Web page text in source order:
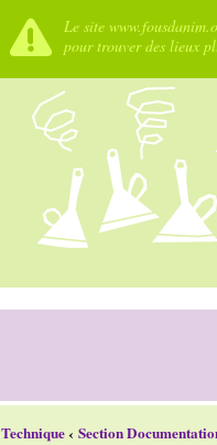
Le site
pour trouver des lieux
Technique‹ Section